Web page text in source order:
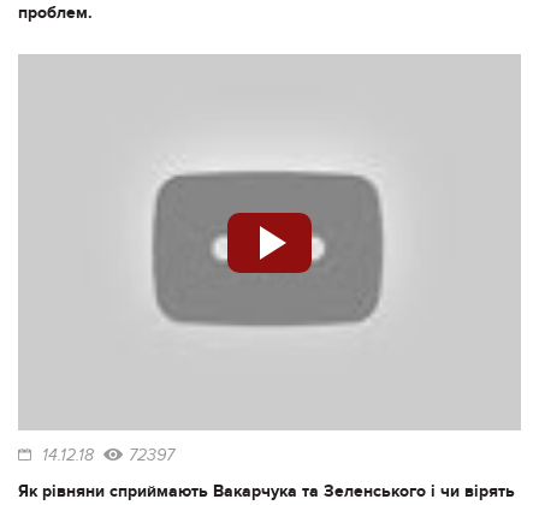
проблем.
14.12.18 72397
Як рівняни сприймають Вакарчука та Зеленського і чи вірять